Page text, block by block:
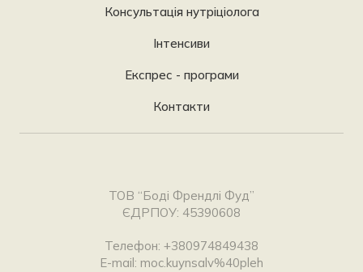
Консультація нутріціолога
Інтенсиви
Експрес - програми
Контакти
ТОВ “Боді Френдлі Фуд”
ЄДРПОУ: 45390608
Телефон: +380974849438
E-mail: moc.kuynsalv%40pleh